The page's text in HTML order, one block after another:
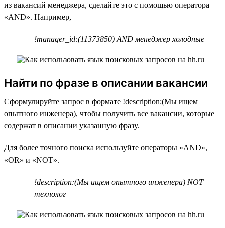
из вакансий менеджера, сделайте это с помощью оператора
«AND». Например,
!manager_id:(11373850) AND менеджер холодные
Найти по фразе в описании вакансии
Сформулируйте запрос в формате !description:(Мы ищем
опытного инженера), чтобы получить все вакансии, которые
содержат в описании указанную фразу.
Для более точного поиска используйте операторы «AND»,
«OR» и «NOT».
!description:(Мы ищем опытного инженера) NOT
технолог